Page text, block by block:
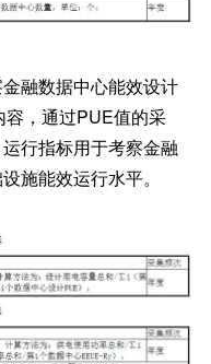
融数据中心能效设计
，通过PUE值的采
行指标用于考察金融
施能效运行水平。